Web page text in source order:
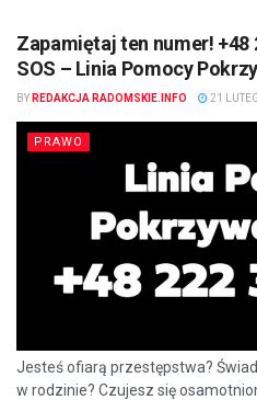
Zapamiętaj ten numer! +48
SOS – Linia Pomocy
BY REDAKCJA RADOMSKIE.INFO 21
PRAWO
Jesteś ofiarą przestępstwa?
w rodzinie? Czujesz się